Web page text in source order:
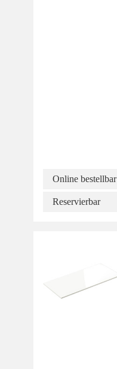
Online bestellbar
Reservierbar